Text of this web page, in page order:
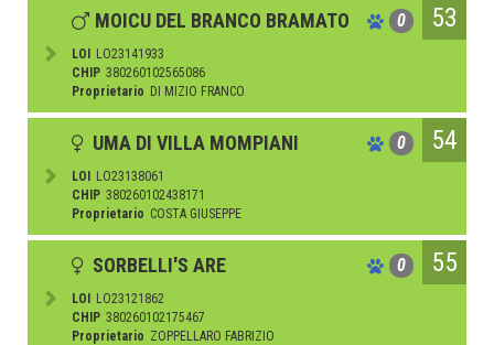
MOICU DEL BRANCO BRAMATO 0 53
LOI
LO23141933
CHIP 380260102565086
Proprietario DI MIZIO FRANCO
UMA DI VILLA MOMPIANI 0 54
LOI
LO23138061
CHIP 380260102438171
Proprietario COSTA GIUSEPPE
SORBELLI'S ARE 0 55
LOI
LO23121862
CHIP 380260102175467
Proprietario ZOPPELLARO FABRIZIO